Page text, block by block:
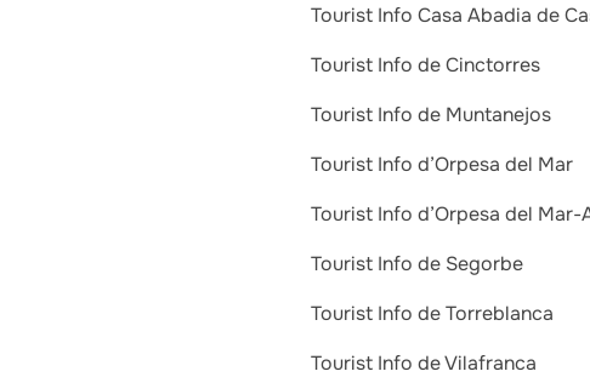
Tourist Info Casa Abadia de
Tourist Info de Cinctorres
Tourist Info de Muntanejos
Tourist Info d’Orpesa del Mar
Tourist Info d’Orpesa del Mar-
Tourist Info de Segorbe
Tourist Info de Torreblanca
Tourist Info de Vilafranca